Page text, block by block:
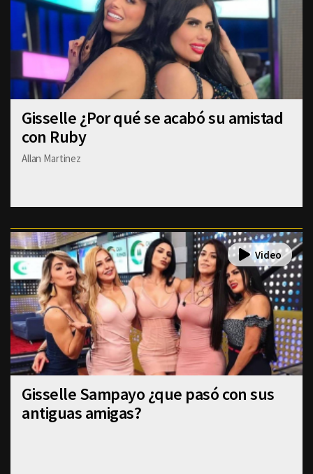
Gisselle ¿Por qué se acabó su amistad
con Ruby
Allan Martinez
Gisselle Sampayo ¿que pasó con sus
antiguas amigas?